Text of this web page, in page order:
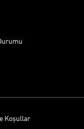
Koşullar